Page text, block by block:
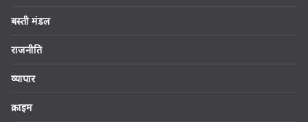
बस्ती मंडल
राजनीति
व्यापार
क्राइम